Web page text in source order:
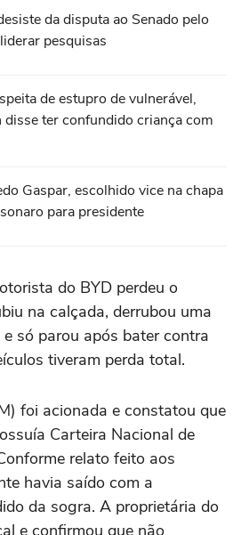
da disputa ao Senado pelo
pesquisas
de estupro de vulnerável,
disse ter confundido criança com
Gaspar, escolhido vice na chapa
para presidente
do BYD perdeu o
na calçada, derrubou uma
só parou após bater contra
tiveram perda total.
foi acionada e constatou que
Carteira Nacional de
relato feito aos
havia saído com a
da sogra. A proprietária do
e confirmou que não